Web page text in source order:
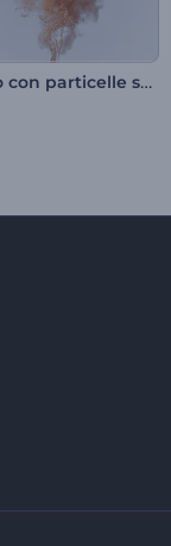
Logo con particelle scintillanti